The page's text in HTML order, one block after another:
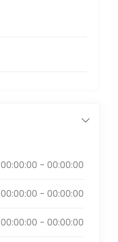
00:00:00 - 00:00:00
00:00:00 - 00:00:00
00:00:00 - 00:00:00